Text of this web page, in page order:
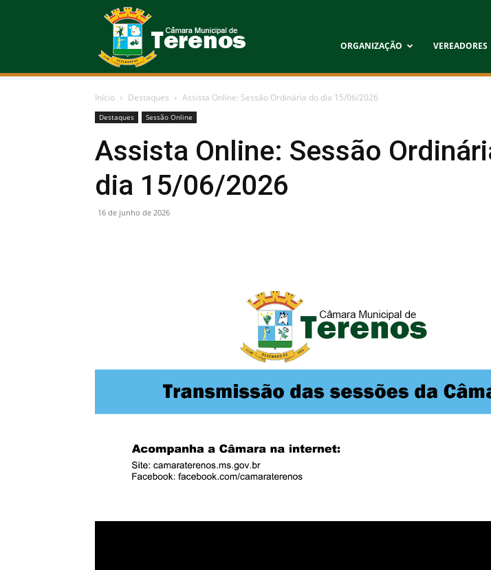
de
ORGANIZAÇÃO VEREADORES
Início Destaques Assista Online: Sessão Ordinária do dia 15/06/2026
Destaques Sessão Online
Assista Online: Sessão
dia 15/06/2026
16 de junho de 2026